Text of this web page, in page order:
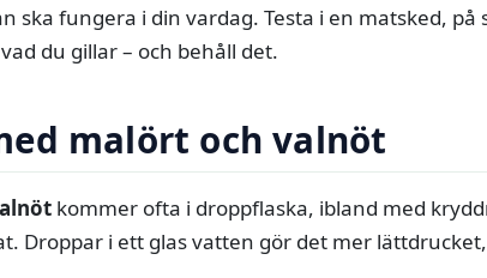
ska fungera i din vardag. Testa i en matsked, på
du gillar – och behåll det.
malört och valnöt
kommer ofta i droppflaska, ibland med
Droppar i ett glas vatten gör det mer